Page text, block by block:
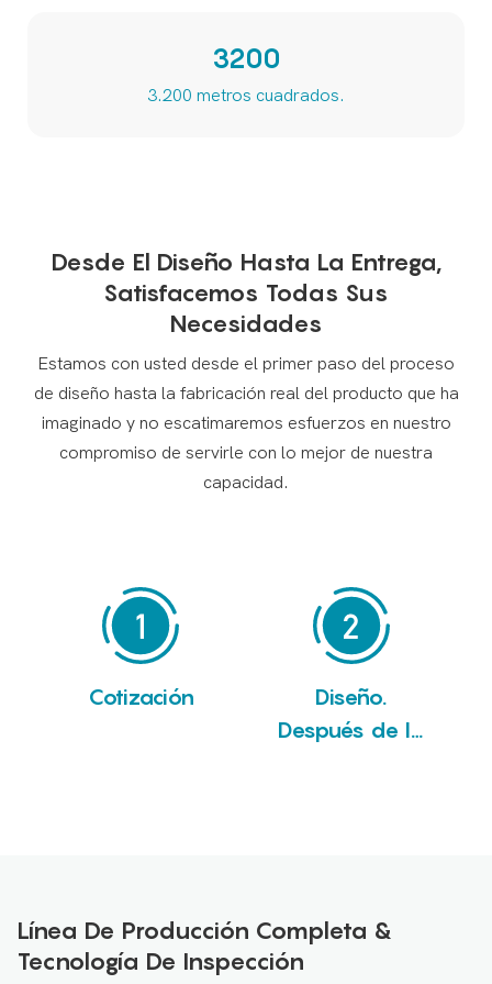
3200
3.200 metros cuadrados.
Desde El Diseño Hasta La Entrega,
Satisfacemos Todas Sus
Necesidades
Estamos con usted desde el primer paso del proceso
de diseño hasta la fabricación real del producto que ha
imaginado y no escatimaremos esfuerzos en nuestro
compromiso de servirle con lo mejor de nuestra
capacidad.
Cotización
Diseño.
Después de la
Línea De Producción Completa &
Tecnología De Inspección